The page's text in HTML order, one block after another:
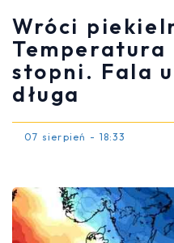
Wróci
Temperatura
stopni. Fala
długa
07 sierpień - 18:33